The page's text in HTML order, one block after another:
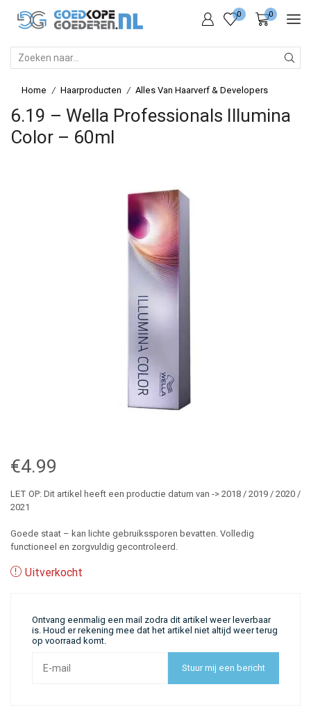
0 0
Home / Haarproducten / Alles Van Haarverf & Developers
6.19 – Wella Professionals Illumina
Color – 60ml
€4.99
LET OP: Dit artikel heeft een productie datum van -> 2018 / 2019 / 2020 /
2021
Goede staat – kan lichte gebruikssporen bevatten. Volledig
functioneel en zorgvuldig gecontroleerd.
Uitverkocht
Ontvang eenmalig een mail zodra dit artikel weer leverbaar
is. Houd er rekening mee dat het artikel niet altijd weer terug
op voorraad komt.
Stuur mij een bericht